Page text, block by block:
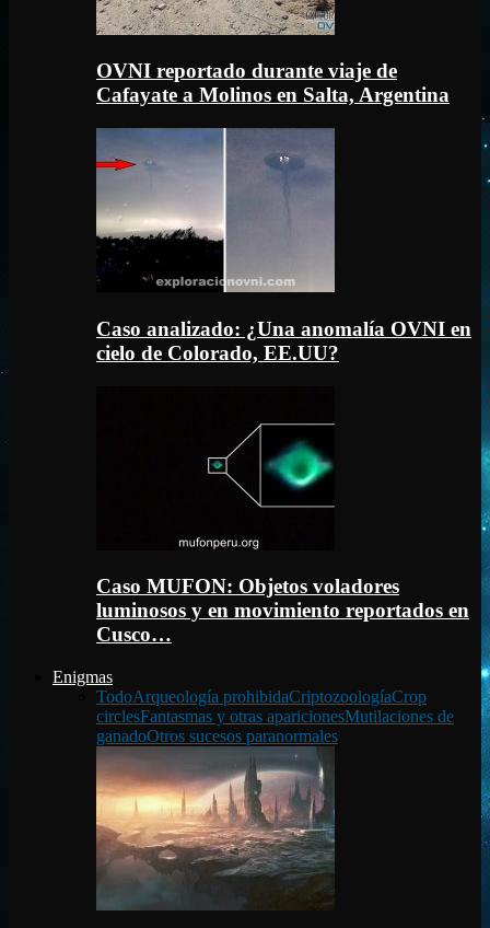
OVNI reportado durante viaje de
Cafayate a Molinos en Salta, Argentina
Caso analizado: ¿Una anomalía OVNI en
cielo de Colorado, EE.UU?
Caso MUFON: Objetos voladores
luminosos y en movimiento reportados en
Cusco…
Enigmas
TodoArqueología prohibidaCriptozoologíaCrop
circlesFantasmas y otras aparicionesMutilaciones de
ganadoOtros sucesos paranormales